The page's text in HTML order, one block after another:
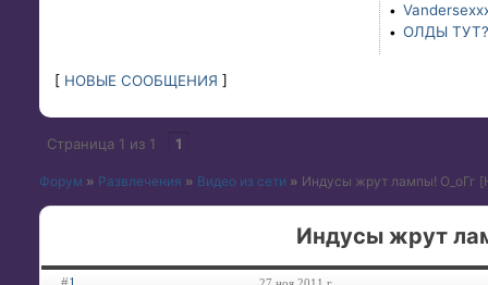
•
• ОЛДЫ
[ НОВЫЕ СООБЩЕНИЯ ]
Страница 1 из 1 1
Форум » Развлечения » Видео из сети » Индусы жрут лампы! О_оГг
Индусы жрут